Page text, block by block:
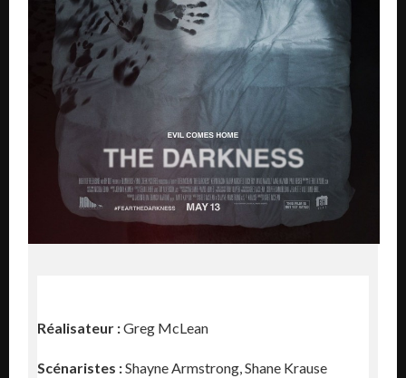
Réalisateur :Greg McLean
Scénaristes :Shayne Armstrong,Shane Krause